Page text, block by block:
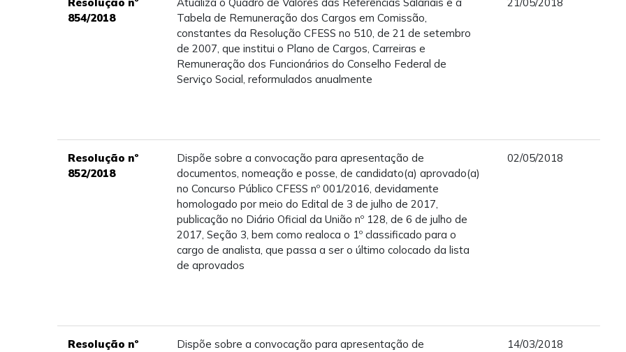
854/2018
Tabela de Remuneração dos Cargos em Comissão,
constantes da Resolução CFESS no 510, de 21 de setembro
de 2007, que institui o Plano de Cargos, Carreiras e
Remuneração dos Funcionários do Conselho Federal de
Serviço Social, reformulados anualmente
Resolução nº
852/2018
Dispõe sobre a convocação para apresentação de
documentos, nomeação e posse, de candidato(a) aprovado(a)
no Concurso Público CFESS nº 001/2016, devidamente
homologado por meio do Edital de 3 de julho de 2017,
publicação no Diário Oficial da União nº 128, de 6 de julho de
2017, Seção 3, bem como realoca o 1º classificado para o
cargo de analista, que passa a ser o último colocado da lista
de aprovados
02/05/2018
Resolução nº
Dispõe sobre a convocação para apresentação de
14/03/2018